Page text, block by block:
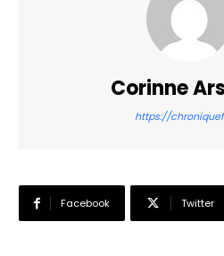
Corinne
https://
Facebook Twitter